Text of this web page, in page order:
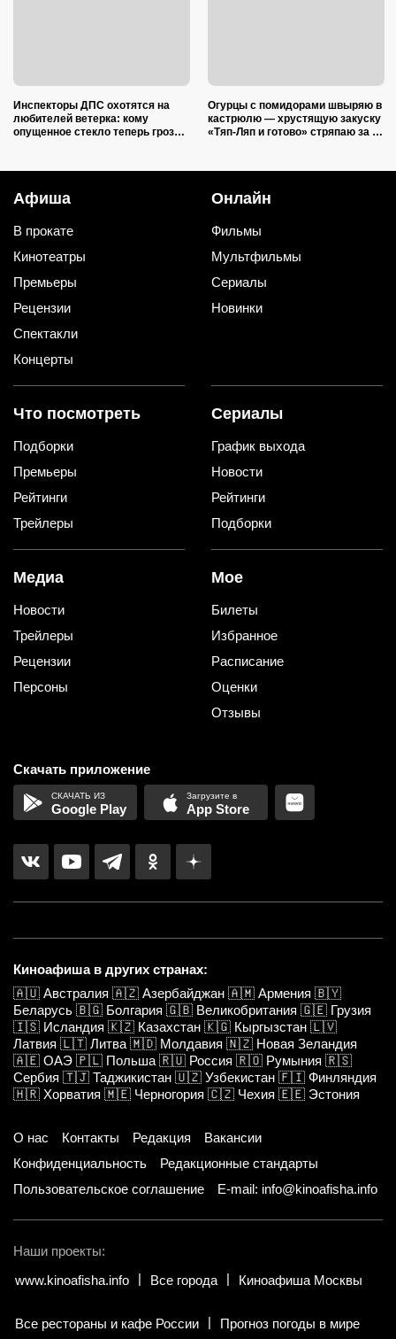
Инспекторы ДПС охотятся на
любителей ветерка: кому
опущенное стекло теперь грозит
Огурцы с помидорами швыряю в
кастрюлю — хрустящую закуску
«Тяп-Ляп и готово» стряпаю за 15
Афиша
В прокате
Кинотеатры
Премьеры
Рецензии
Спектакли
Концерты
Онлайн
Фильмы
Мультфильмы
Сериалы
Новинки
Что посмотреть
Подборки
Премьеры
Рейтинги
Трейлеры
Сериалы
График выхода
Новости
Рейтинги
Подборки
Медиа
Новости
Трейлеры
Рецензии
Персоны
Мое
Билеты
Избранное
Расписание
Оценки
Отзывы
Скачать приложение
Google Play App Store
Киноафиша в других странах:
🇦🇺 Австралия 🇦🇿 Азербайджан 🇦🇲 Армения 🇧🇾
Беларусь 🇧🇬 Болгария 🇬🇧 Великобритания 🇬🇪 Грузия
🇮🇸 Исландия 🇰🇿 Казахстан 🇰🇬 Кыргызстан 🇱🇻
Латвия 🇱🇹 Литва 🇲🇩 Молдавия 🇳🇿 Новая Зеландия
🇦🇪 ОАЭ 🇵🇱 Польша 🇷🇺 Россия 🇷🇴 Румыния 🇷🇸
Сербия 🇹🇯 Таджикистан 🇺🇿 Узбекистан 🇫🇮 Финляндия
🇭🇷 Хорватия 🇲🇪 Черногория 🇨🇿 Чехия 🇪🇪 Эстония
О нас Контакты Редакция
Вакансии
Конфиденциальность
Редакционные стандарты
Пользовательское соглашение
E-mail: info@kinoafisha.info
Наши проекты:
www.kinoafisha.info
Все города Киноафиша Москвы
Все рестораны и кафе России Прогноз погоды в мире